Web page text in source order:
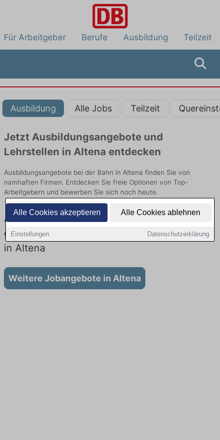
Alle Cookies akzeptieren Alle Cookies ablehnen
Einstellungen Datenschutzerklärung
Für Arbeitgeber Berufe Ausbildung Teilzeit
Ausbildung Alle Jobs Teilzeit
Jetzt Ausbildungsangebote und
Lehrstellen in Altena entdecken
Ausbildungsangebote bei der Bahn in Altena finden Sie von
namhaften Firmen. Entdecken Sie freie Optionen von Top-
Arbeitgebern und bewerben Sie sich noch heute.
Ausbildung in Altena bei der Bahn: Aktuell
gibt es keine Stellenangebote für Ausbildung
in Altena
Weitere Jobangebote in Altena